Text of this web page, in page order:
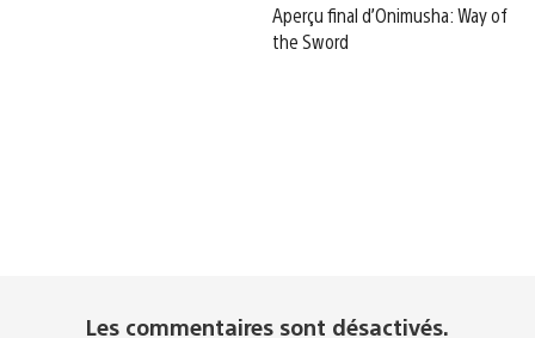
Aperçu final d’Onimusha: Way of
the Sword
Les commentaires sont désactivés.